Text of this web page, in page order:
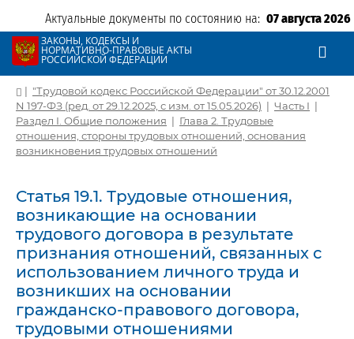
Актуальные документы по состоянию на: 07 августа 2026
ЗАКОНЫ, КОДЕКСЫ И
НОРМАТИВНО-ПРАВОВЫЕ АКТЫ
РОССИЙСКОЙ ФЕДЕРАЦИИ
| "Трудовой кодекс Российской Федерации" от 30.12.2001
N 197-ФЗ (ред. от 29.12.2025, с изм. от 15.05.2026) | Часть I |
Раздел I. Общие положения | Глава 2. Трудовые
отношения, стороны трудовых отношений, основания
возникновения трудовых отношений
Статья 19.1. Трудовые отношения,
возникающие на основании
трудового договора в результате
признания отношений, связанных с
использованием личного труда и
возникших на основании
гражданско-правового договора,
трудовыми отношениями